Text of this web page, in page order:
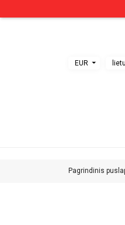
EUR
Pagrindinis